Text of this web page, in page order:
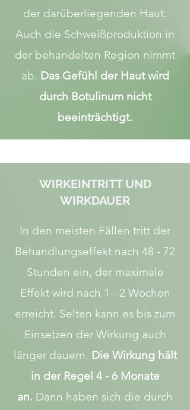
der darüberliegenden Haut.
Auch die Schweißproduktion in
der behandelten Region nimmt
ab. Das Gefühl der Haut wird
durch Botulinum nicht
beeinträchtigt.
WIRKEINTRITT UND
WIRKDAUER
In den meisten Fällen tritt der
Behandlungseffekt nach 48 - 72
Stunden ein, der maximale
Effekt wird nach 1 - 2 Wochen
erreicht. Selten kann es bis zum
Einsetzen der Wirkung auch
länger dauern. Die Wirkung hält
in der Regel 4 - 6 Monate
an. Dann haben sich die durch